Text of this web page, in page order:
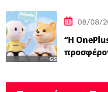
08/08/
“Η